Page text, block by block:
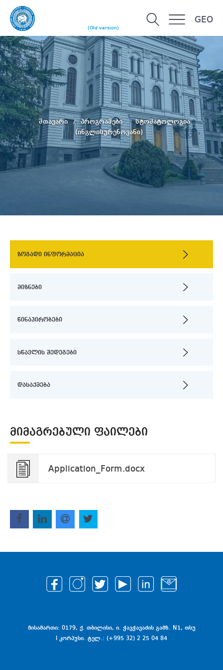
(Old version)
GEO
მთავარი პროგრამები
სტომატოლოგია
(ინგლისურენოვანი)
ზოგადი ინფორმაცია
მიზნები
წინაპირობები
სწავლის შედეგები
დასაქმება
ᲛᲘᲛᲐᲒᲠᲔᲑᲣᲚᲘ ᲤᲐᲘᲚᲔᲑᲘ
Application_Form.docx
მისამართი: 0179, ქ. თბილისი, ი. ჭავჭავაძის გამზ. N1, თსუ
I კორპუსი. ტელ.: (+995 32) 2 25 04 84